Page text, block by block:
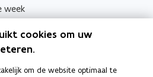
week
cookies om uw
om de website optimaal te